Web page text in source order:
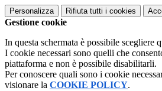
Personalizza Rifiuta tutti i cookies
Gestione cookie
In questa schermata è possibile scegliere
I cookie necessari sono quelli che
piattaforma e non è possibile disabilitarli.
Per conoscere quali sono i cookie
visionare la COOKIE POLICY.